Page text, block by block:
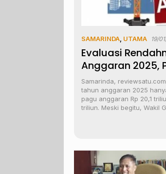
SAMARINDA UTAMA 19/
Evaluasi
Anggaran 2025,
Mulai Lelang
Samarinda,
tahun anggaran 2025
pagu anggaran Rp 20,1
triliun. Meski begitu, Wakil